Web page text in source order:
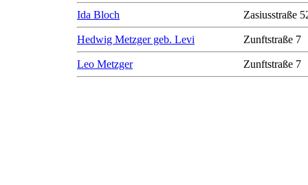
Ida Bloch Zasiusstraße
Hedwig Metzger geb. Levi Zunftstraße 7
Leo Metzger Zunftstraße 7